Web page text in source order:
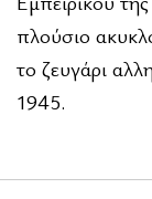
πλούσιο
το ζευγάρι
1945.